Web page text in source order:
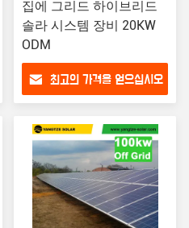
집에 그리드 하이브리드
솔라 시스템 장비 20KW
ODM
최고의 가격을 얻으십시오